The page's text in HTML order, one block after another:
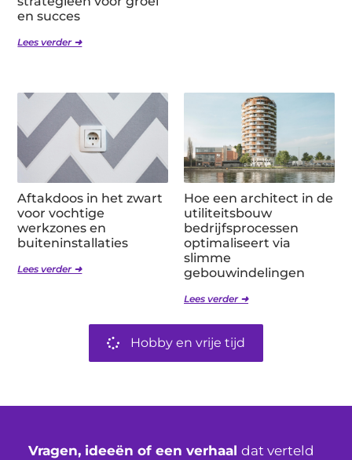
en succes
Lees verder ➜
Aftakdoos in het zwart
voor vochtige
werkzones en
buiteninstallaties
Lees verder ➜
Hoe een architect in de
utiliteitsbouw
bedrijfsprocessen
optimaliseert via
slimme
gebouwindelingen
Lees verder ➜
Hobby en vrije tijd
Vragen, ideeën of een verhaal dat verteld